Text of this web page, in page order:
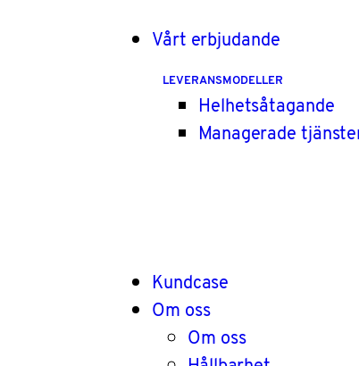
Vårt erbjudande
LEVERANSMODELLER
Helhetsåtagande
Managerade
Kundcase
Om oss
Om oss